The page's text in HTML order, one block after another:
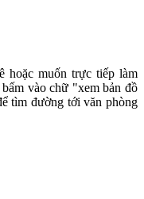
hoặc muốn trực tiếp làm
vào chữ "xem bản đồ
tìm đường tới văn phòng